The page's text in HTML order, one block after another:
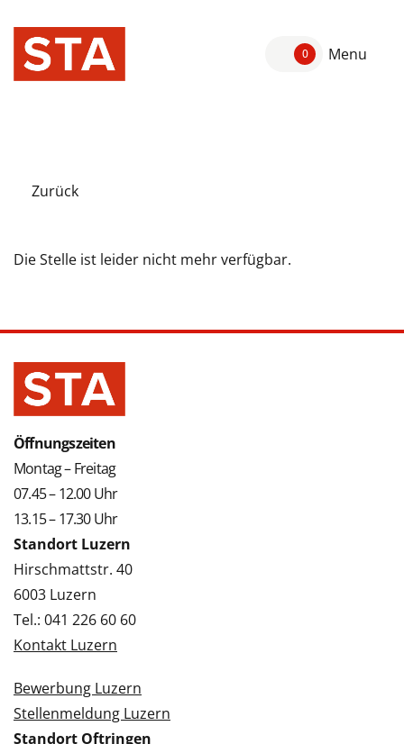
0 Menu
Zurück
Die Stelle ist leider nicht mehr verfügbar.
Öffnungszeiten
Montag – Freitag
07.45 – 12.00 Uhr
13.15 – 17.30 Uhr
Standort Luzern
Hirschmattstr. 40
6003 Luzern
Tel.: 041 226 60 60
Kontakt Luzern
Bewerbung Luzern
Stellenmeldung Luzern
Standort Oftringen